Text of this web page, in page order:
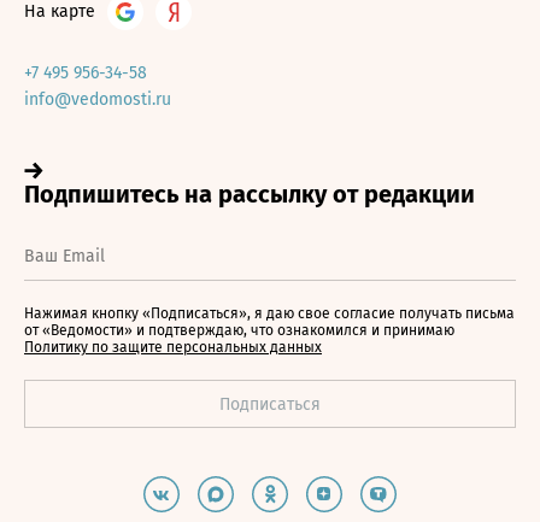
На карте
+7 495 956-34-58
info@vedomosti.ru
Нажимая кнопку «Подписаться», я даю свое согласие получать письма
от «Ведомости» и подтверждаю, что ознакомился и принимаю
Политику по защите персональных данных